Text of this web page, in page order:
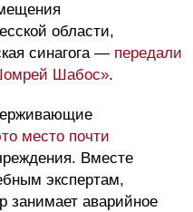
области,
синагога — передали
Шабос».
место почти
Вместе
экспертам,
занимает аварийное